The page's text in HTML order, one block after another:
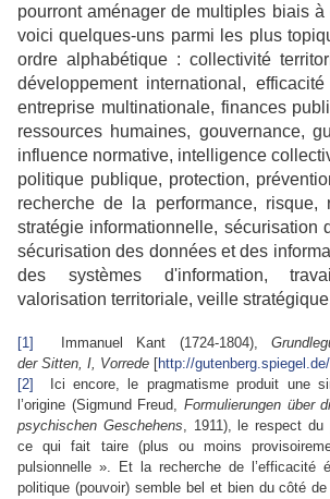
pourront aménager de multiples biais à
voici quelques-uns parmi les plus
ordre alphabétique : collectivité
développement international,
entreprise multinationale, finances
ressources humaines, gouvernance,
influence normative, intelligence
politique publique, protection,
recherche de la performance, risque,
stratégie informationnelle, sécurisation
sécurisation des données et des
des systèmes d'information,
valorisation territoriale, veille
[1] Immanuel Kant (1724-1804),
der Sitten, I, Vorrede [http://
[2]
Ici encore, le pragmatisme produit une
l’origine (Sigmund Freud, Formulierungen über
psychischen Geschehens, 1911), le respect
ce qui fait taire (plus ou moins
pulsionnelle ». Et la recherche de l’efficacité
politique (pouvoir) semble bel et bien du côté